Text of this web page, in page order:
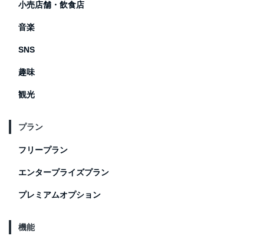
小売店舗・飲食店
音楽
SNS
趣味
観光
プラン
フリープラン
エンタープライズプラン
プレミアムオプション
機能